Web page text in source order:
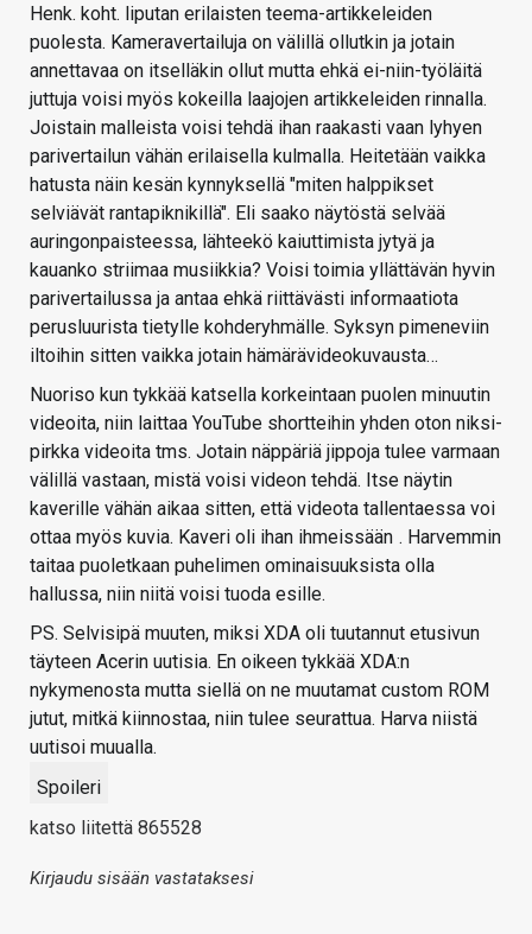
Henk. koht. liputan erilaisten teema-artikkeleiden
puolesta. Kameravertailuja on välillä ollutkin ja jotain
annettavaa on itselläkin ollut mutta ehkä ei-niin-työläitä
juttuja voisi myös kokeilla laajojen artikkeleiden rinnalla.
Joistain malleista voisi tehdä ihan raakasti vaan lyhyen
parivertailun vähän erilaisella kulmalla. Heitetään vaikka
hatusta näin kesän kynnyksellä "miten halppikset
selviävät rantapiknikillä". Eli saako näytöstä selvää
auringonpaisteessa, lähteekö kaiuttimista jytyä ja
kauanko striimaa musiikkia? Voisi toimia yllättävän hyvin
parivertailussa ja antaa ehkä riittävästi informaatiota
perusluurista tietylle kohderyhmälle. Syksyn pimeneviin
iltoihin sitten vaikka jotain hämärävideokuvausta…
Nuoriso kun tykkää katsella korkeintaan puolen minuutin
videoita, niin laittaa YouTube shortteihin yhden oton niksi-
pirkka videoita tms. Jotain näppäriä jippoja tulee varmaan
välillä vastaan, mistä voisi videon tehdä. Itse näytin
kaverille vähän aikaa sitten, että videota tallentaessa voi
ottaa myös kuvia. Kaveri oli ihan ihmeissään . Harvemmin
taitaa puoletkaan puhelimen ominaisuuksista olla
hallussa, niin niitä voisi tuoda esille.
PS. Selvisipä muuten, miksi XDA oli tuutannut etusivun
täyteen Acerin uutisia. En oikeen tykkää XDA:n
nykymenosta mutta siellä on ne muutamat custom ROM
jutut, mitkä kiinnostaa, niin tulee seurattua. Harva niistä
uutisoi muualla.
Spoileri
katso liitettä 865528
Kirjaudu sisään vastataksesi